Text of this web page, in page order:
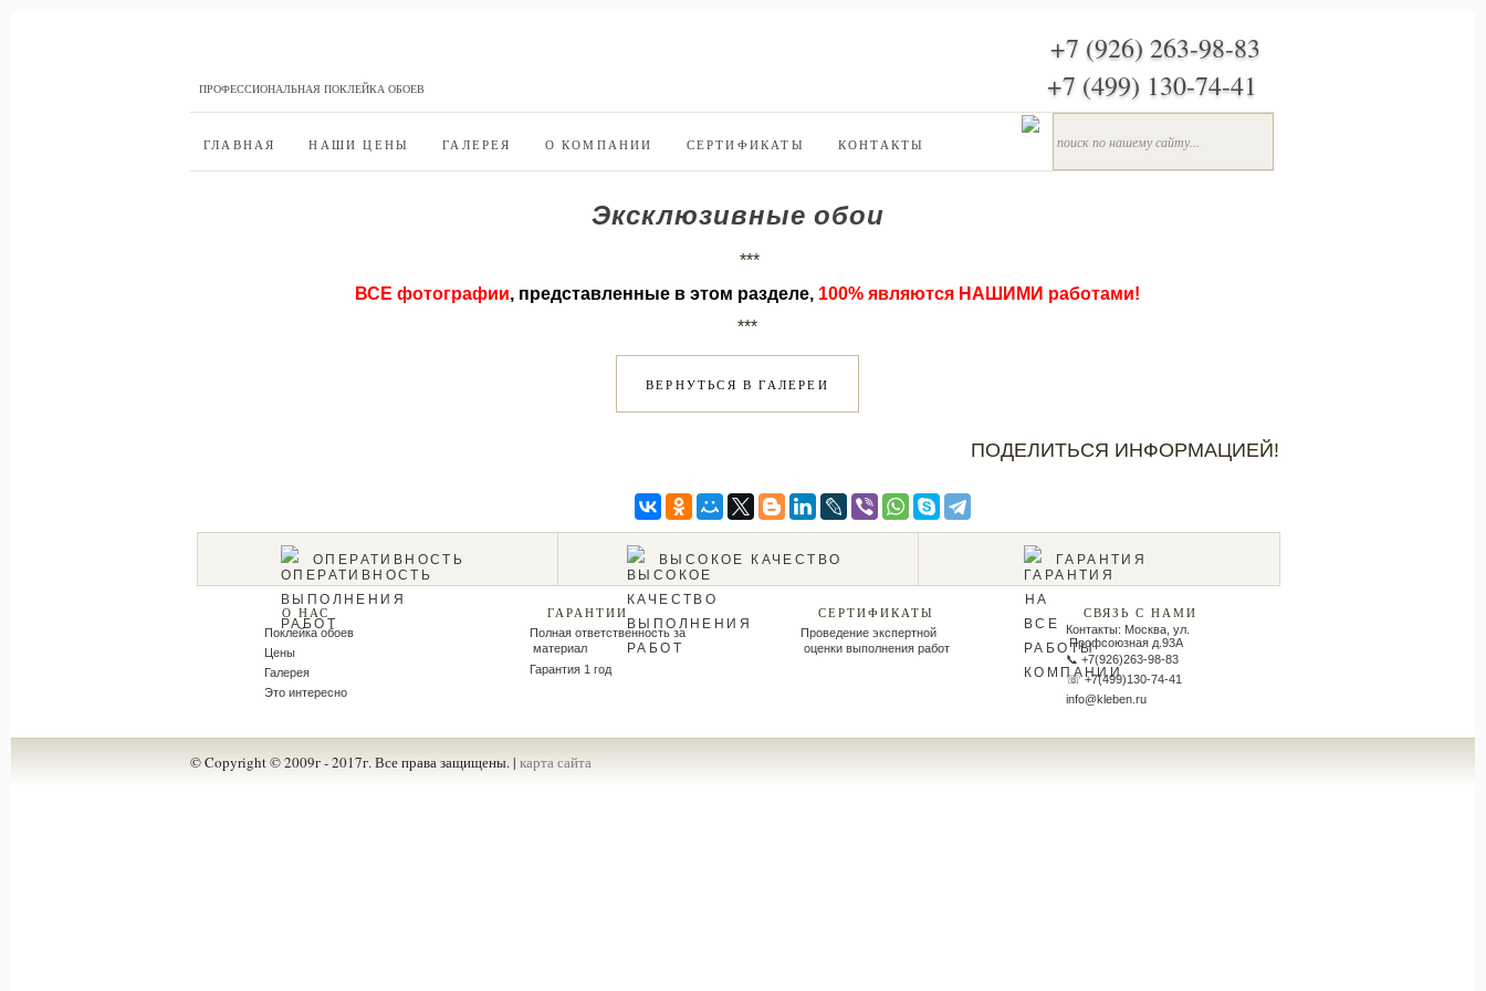
ПРОФЕССИОНАЛЬНАЯ ПОКЛЕЙКА ОБОЕВ
+7 (926) 263-98-83
+7 (499) 130-74-41
ГЛАВНАЯ НАШИ ЦЕНЫ ГАЛЕРЕЯ О КОМПАНИИ СЕРТИФИКАТЫ КОНТАКТЫ
Эксклюзивные обои
***
ВСЕ фотографии, представленные в этом разделе, 100% являются НАШИМИ работами!
***
ВЕРНУТЬСЯ В ГАЛЕРЕИ
ПОДЕЛИТЬСЯ ИНФОРМАЦИЕЙ!
ОПЕРАТИВНОСТЬ ВЫСОКОЕ КАЧЕСТВО ГАРАНТИЯ
О НАС
Поклейка обоев
Цены
Галерея
Это интересно
ГАРАНТИИ
Полная ответственность за
материал
Гарантия 1 год
СЕРТИФИКАТЫ
Проведение экспертной
оценки выполнения работ
СВЯЗЬ С НАМИ
Контакты: Москва ул.
Профсоюзная д.93А
📞 +7(926)263-98-83
☏ +7(499)130-74-41
info@kleben.ru
© Copyright © 2009г - 2017г. Все права защищены. | карта сайта